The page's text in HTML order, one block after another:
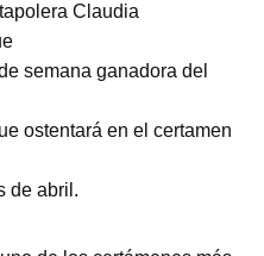
Claudia
semana ganadora del
ostentará en el certamen
de abril.